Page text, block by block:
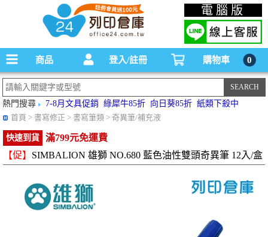
碳粉匣，墨水匣,原廠碳粉匣，副廠碳粉匣，環保碳粉匣,連續供墨印表機-office24列印
倉庫線上購物手機版
電腦版
商品 登入/註冊 購物車 0
熱門搜尋 7-8月文具促銷 綠犀牛85折 向日葵85折 紙類下殺中
首頁 > 書寫修正 > 書寫筆類 > 奇異筆/補充液
快速到貨
滿799元免運費
【促】 SIMBALION 雄獅 NO.680 藍色油性雙頭奇異筆 12入/盒